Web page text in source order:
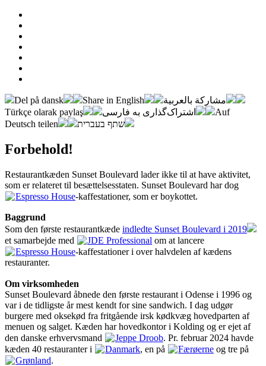
Del på dansk Share in English
مشاركة بالعربية
Türkçe olarak paylaş
اشتراک‌گذاری به فارسی
Auf
Deutsch teilen
שתף בעברית
Forbehold!
Restaurantkæden Sunset Boulevard lader ikke til at have aktivitet,
som er relateret til besættelsesstaten. Sunset Boulevard har dog
Espresso House-kaffestationer, som er boykottet.
Baggrund
Som den første restaurantkæde indledte Sunset Boulevard i 2019
et samarbejde med
JDE Professional om at lancere
Espresso House-kaffestationer i over halvdelen af kædens
restauranter.
Om virksomheden
Sunset Boulevard åbnede den første restaurant i Odense i 1996 og
var i de tidligste år mest kendt for sine sandwich. I dag udgør
burgere med oksekød fra fritgående irsk kødkvæg hovedparten af
menuen og salget. Kæden har hovedkontor i Kolding og er ejet af
den danske erhvervsmand
Jeppe Droob. Pr. februar 2024 havde
kæden 40 restauranter i
Danmark, en på Færøerne og tre på
Grønland.